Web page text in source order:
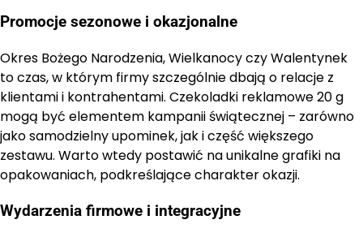
Promocje sezonowe i okazjonalne
Okres Bożego Narodzenia, Wielkanocy czy Walentynek
to czas, w którym firmy szczególnie dbają o relacje z
klientami i kontrahentami. Czekoladki reklamowe 20 g
mogą być elementem kampanii świątecznej – zarówno
jako samodzielny upominek, jak i część większego
zestawu. Warto wtedy postawić na unikalne grafiki na
opakowaniach, podkreślające charakter okazji.
Wydarzenia firmowe i integracyjne